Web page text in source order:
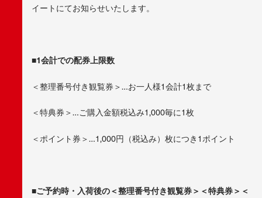
イートにてお知らせいたします。
■1会計での配券上限数
＜整理番号付き観覧券＞…お一人様1会計1枚まで
＜特典券＞…ご購入金額税込み1,000毎に1枚
＜ポイント券＞…1,000円（税込み）枚につき1ポイント
■ご予約時・入荷後の＜整理番号付き観覧券＞＜特典券＞＜